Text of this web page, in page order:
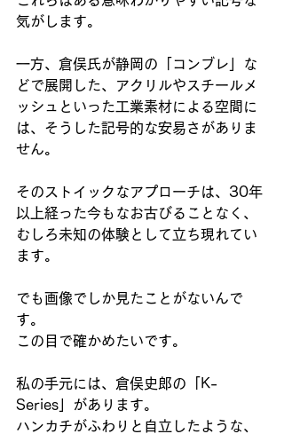
気がします。
一方、倉俣氏が静岡の「コンブレ」な
どで展開した、アクリルやスチールメ
ッシュといった工業素材による空間に
は、そうした記号的な安易さがありま
せん。
そのストイックなアプローチは、30年
以上経った今もなお古びることなく、
むしろ未知の体験として立ち現れてい
ます。
でも画像でしか見たことがないんで
す。
この目で確かめたいです。
私の手元には、倉俣史郎の「K-
Series」があります。
ハンカチがふわりと自立したような、